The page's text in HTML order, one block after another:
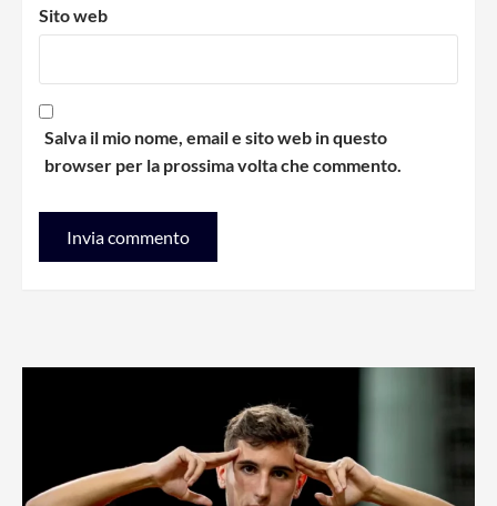
Sito web
Salva il mio nome, email e sito web in questo
browser per la prossima volta che commento.